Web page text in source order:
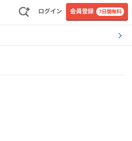
ログイン 会員登録 7日間無料